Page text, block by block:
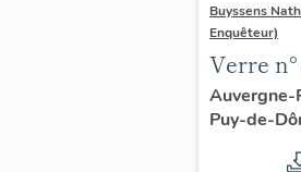
Buyssens
Enquêteur)
Verre
Auvergne-
Puy-de-